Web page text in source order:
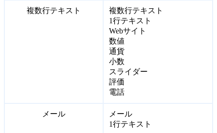
複数行テキスト
複数行テキスト
1行テキスト
Webサイト
数値
通貨
小数
スライダー
評価
電話
メール
メール
1行テキスト